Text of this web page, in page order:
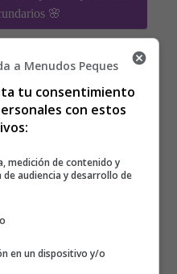
🌸
un Conflicto
a Menudos Peques
tu consentimiento
con estos
medición de contenido y
audiencia y desarrollo de
en un dispositivo y/o